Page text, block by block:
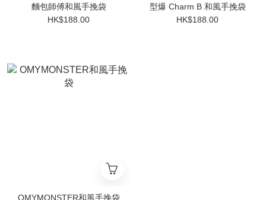
麵包師傅和風手挽袋
HK$188.00
型爆 Charm B 和風手挽袋
HK$188.00
OMYMONSTER和風手挽袋